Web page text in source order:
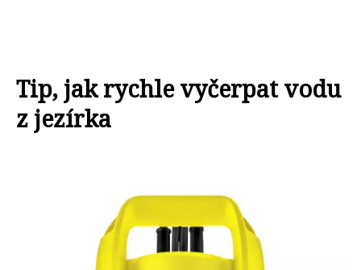
Tip, jak rychle vyčerpat vodu
z jezírka